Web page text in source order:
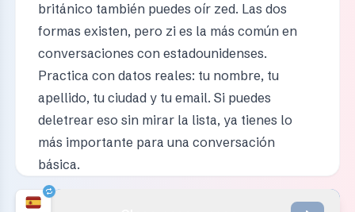
británico también puedes oír zed. Las dos
formas existen, pero zi es la más común en
conversaciones con estadounidenses.
Practica con datos reales: tu nombre, tu
apellido, tu ciudad y tu email. Si puedes
deletrear eso sin mirar la lista, ya tienes lo
más importante para una conversación
básica.